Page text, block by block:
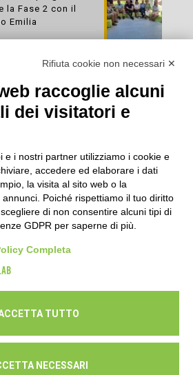
la Fase 2 con il
Emilia
preventivi
salute
Iscr.Reg.Imp.R.E. e P.IVA 01541120356 -
Rifiuta cookie non necessari ✕
raccoglie alcuni
dei visitatori e
e i nostri partner utilizziamo i cookie e
accedere ed elaborare i dati
la visita al sito web o la
Poiché rispettiamo il tuo diritto
di non consentire alcuni tipi di
GDPR per saperne di più.
Completa
TUTTO
NECESSARI